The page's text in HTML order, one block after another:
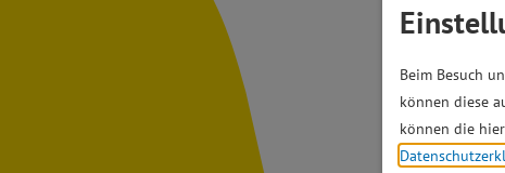
Beim Besuch
können diese
können die